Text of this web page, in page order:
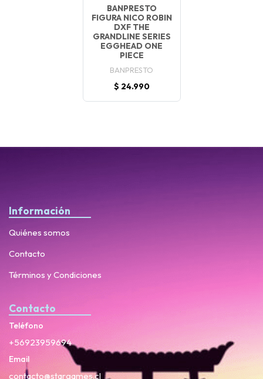
BANPRESTO
FIGURA NICO ROBIN
DXF THE
GRANDLINE SERIES
EGGHEAD ONE
PIECE
BANPRESTO
$ 24.990
Información
Quiénes somos
Contacto
Términos y Condiciones
Contacto
Teléfono
+56923959694
Email
contacto@stargames.cl